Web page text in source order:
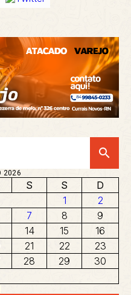
search
2026
S S
D
1
2
7 8
9
14 15
16
21 22
23
28 29
30